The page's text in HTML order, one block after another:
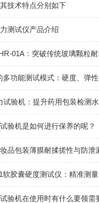
技术特点分别如下
测试仪产品介绍
试验机：提升药用包装检测
验机是如何进行保养的呢？
验机在使用时有什么要领需